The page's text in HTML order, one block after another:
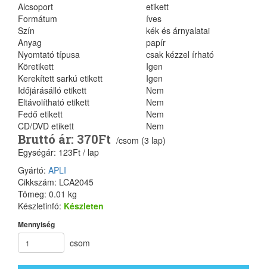
Alcsoport
etikett
Formátum
íves
Szín
kék és árnyalatai
Anyag
papír
Nyomtató típusa
csak kézzel írható
Köretikett
Igen
Kerekített sarkú etikett
Igen
Időjárásálló etikett
Nem
Eltávolítható etikett
Nem
Fedő etikett
Nem
CD/DVD etikett
Nem
Bruttó ár: 370Ft /csom (3 lap)
Egységár: 123Ft / lap
Gyártó: APLI
Cikkszám: LCA2045
Tömeg: 0.01 kg
Készletinfó: Készleten
Mennyiség
csom